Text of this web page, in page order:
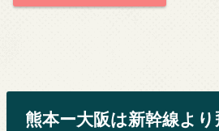
熊本ー大阪は新幹線よ